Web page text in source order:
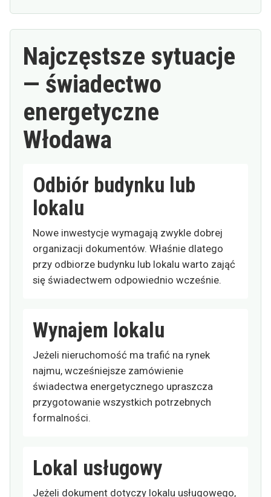
Najczęstsze sytuacje
— świadectwo
energetyczne
Włodawa
Odbiór budynku lub
lokalu
Nowe inwestycje wymagają zwykle dobrej
organizacji dokumentów. Właśnie dlatego
przy odbiorze budynku lub lokalu warto zająć
się świadectwem odpowiednio wcześnie.
Wynajem lokalu
Jeżeli nieruchomość ma trafić na rynek
najmu, wcześniejsze zamówienie
świadectwa energetycznego upraszcza
przygotowanie wszystkich potrzebnych
formalności.
Lokal usługowy
Jeżeli dokument dotyczy lokalu usługowego,